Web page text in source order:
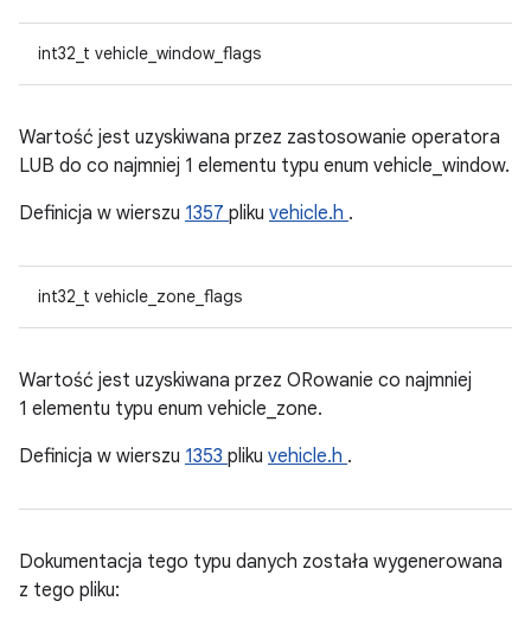
int32_t vehicle_window_flags
Wartość jest uzyskiwana przez zastosowanie operatora
LUB do co najmniej 1 elementu typu enum vehicle_window.
Definicja w wierszu 1357 pliku vehicle.h .
int32_t vehicle_zone_flags
Wartość jest uzyskiwana przez ORowanie co najmniej
1 elementu typu enum vehicle_zone.
Definicja w wierszu 1353 pliku vehicle.h .
Dokumentacja tego typu danych została wygenerowana
z tego pliku: